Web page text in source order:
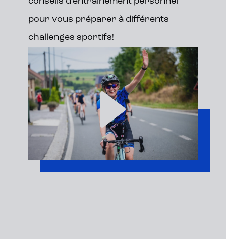
pour vous préparer à différents
challenges sportifs!